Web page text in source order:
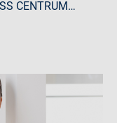
CENTRUM…